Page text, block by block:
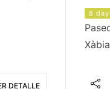
DETALLE
8
Xàbia